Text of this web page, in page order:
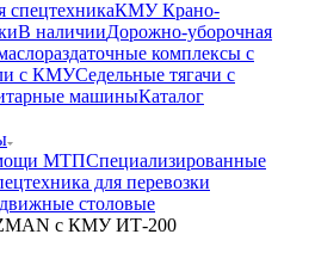
спецтехникаКМУ Крано-
В наличииДорожно-уборочная
комплексы с
с КМУСедельные тягачи с
машиныКаталог
МТПСпециализированные
для перевозки
столовые
с КМУ ИТ-200